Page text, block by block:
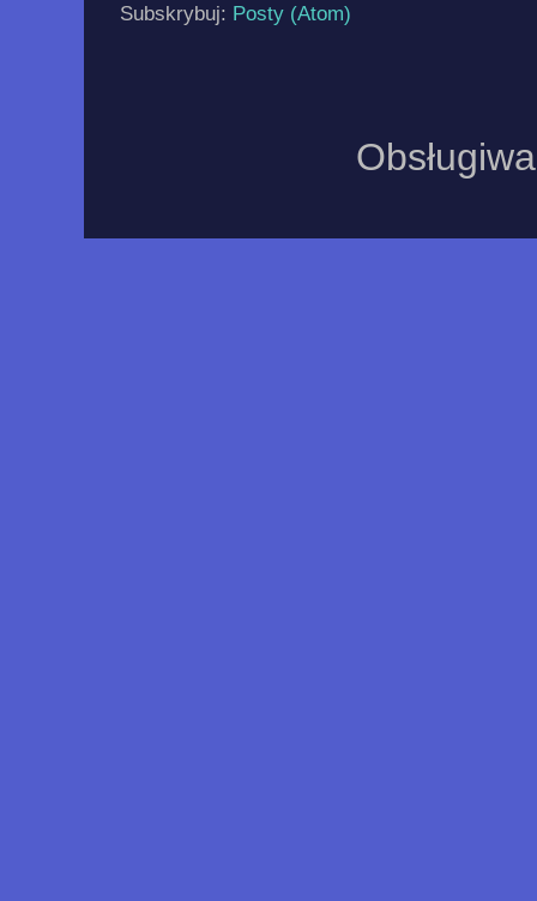
Subskrybuj: Posty (Atom)